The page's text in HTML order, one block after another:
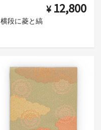
¥ 12,800
横段に菱と縞